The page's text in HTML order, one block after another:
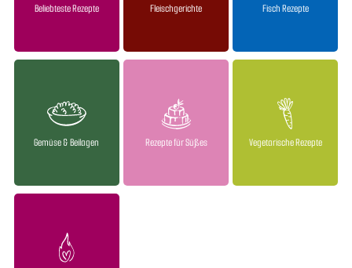
Beliebteste Rezepte Fleischgerichte Fisch Rezepte
Gemüse & Beilagen Rezepte für Süßes Vegetarische Rezepte